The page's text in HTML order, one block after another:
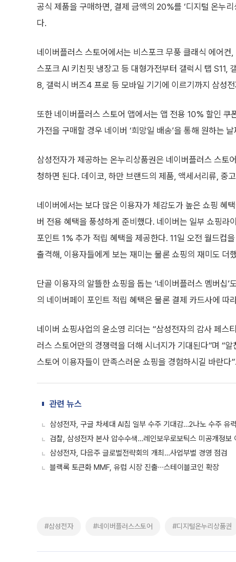
공식 제품을 구매하면, 결제 금액의 20%를 ‘디지털 온누
다.
네이버플러스 스토어에서는 비스포크 무풍 클래식 에어컨,
스포크 AI 키친핏 냉장고 등 대형가전부터 갤럭시 탭 S11,
8, 갤럭시 버즈4 프로 등 모바일 기기에 이르기까지 삼성
또한 네이버플러스 스토어 앱에서는 앱 전용 10% 할인 쿠
가전을 구매할 경우 네이버 ‘희망일 배송’을 통해 원하는
삼성전자가 제공하는 온누리상품권은 네이버플러스 스
청하면 된다. 데이코, 하만 브랜드의 제품, 액세서리류, 중
네이버에서는 보다 많은 이용자가 체감도가 높은 쇼핑 혜
버 전용 혜택을 풍성하게 준비했다. 네이버는 일부 쇼핑라
포인트 1% 추가 적립 혜택을 제공한다. 11일 오전 월드컵
출격해, 이용자들에게 보는 재미는 물론 쇼핑의 재미도 더
단골 이용자의 알뜰한 쇼핑을 돕는 ‘네이버플러스 멤버십
의 네이버페이 포인트 적립 혜택은 물론 결제 카드사에 따
네이버 쇼핑사업의 윤소영 리더는 “삼성전자의 감사 페
러스 스토어만의 경쟁력을 더해 시너지가 기대된다”며 “
스토어 이용자들이 만족스러운 쇼핑을 경험하시길 바란다
관련 뉴스
삼성전자, 구글 차세대 AI칩 일부 수주 기대감…2나노 수주 유력
검찰, 삼성전자 본사 압수수색…레인보우로보틱스 미공개정보
삼성전자, 다음주 글로벌전략회의 개최…사업부별 경영 점검
블랙록 토큰화 MMF, 유럽 시장 진출∙∙∙스테이블코인 확장
#삼성전자 #네이버플러스스토어 #디지털온누리상품권